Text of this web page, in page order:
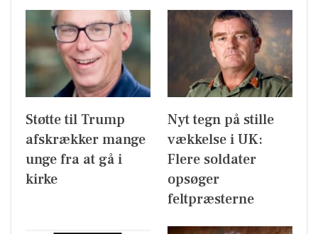
Støtte til Trump
afskrækker mange
unge fra at gå i
kirke
Nyt tegn på stille
vækkelse i UK:
Flere soldater
opsøger
feltpræsterne